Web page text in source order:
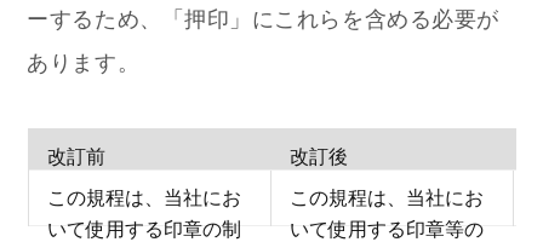
ーするため、「押印」にこれらを含める必要が
あります。
改訂前
改訂後
この規程は、当社にお
いて使用する印章の制
この規程は、当社にお
いて使用する印章等の